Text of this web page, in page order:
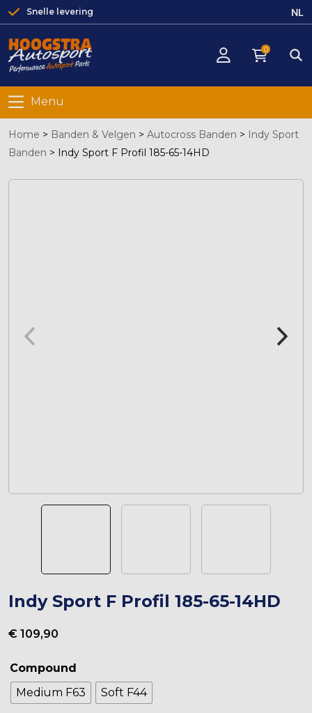
Snelle levering NL
0
Menu
Home > Banden & Velgen > Autocross Banden > Indy Sport
Banden > Indy Sport F Profil 185-65-14HD
Indy Sport F Profil 185-65-14HD
€ 109,90
Compound
Medium F63
Soft F44